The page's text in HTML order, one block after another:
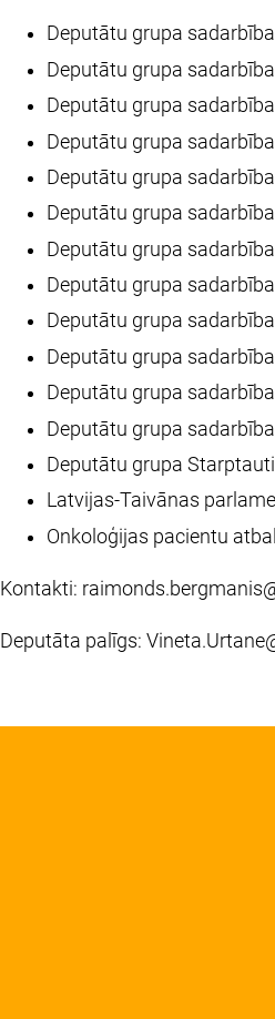
Deputātu grupa
Deputātu grupa
Deputātu grupa
Deputātu grupa
Deputātu grupa
Deputātu grupa
Deputātu grupa
Deputātu grupa
Deputātu grupa
Deputātu grupa
Deputātu grupa
Deputātu grupa
Deputātu grupa
Latvijas-Taivānas
Onkoloģijas pacientu
Kontakti:
Deputāta palīgs: